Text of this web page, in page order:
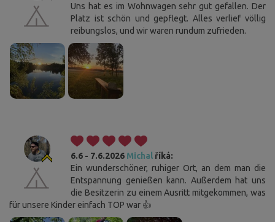
Uns hat es im Wohnwagen sehr gut gefallen. Der
Platz ist schön und gepflegt. Alles verlief völlig
reibungslos, und wir waren rundum zufrieden.
6.6 - 7.6.2026 Michal říká:
Ein wunderschöner, ruhiger Ort, an dem man die
Entspannung genießen kann. Außerdem hat uns
die Besitzerin zu einem Ausritt mitgekommen, was
für unsere Kinder einfach TOP war 👍